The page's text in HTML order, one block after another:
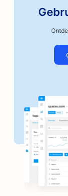
SEO voor
SEO voor
SEO voor
SEO voor
SEO voor
SEO voor
SEO voor